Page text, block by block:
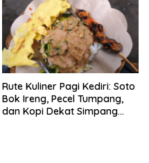
Rute Kuliner Pagi Kediri: Soto
Bok Ireng, Pecel Tumpang,
dan Kopi Dekat Simpang